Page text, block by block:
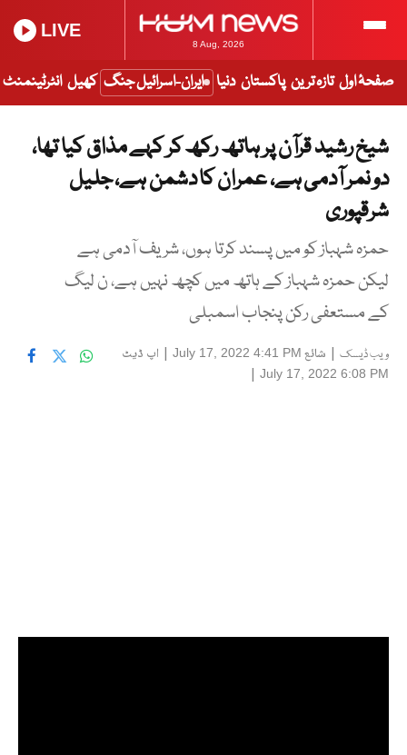
8 Aug, 2026
LIVE
صفحۂ اول تازہ ترین پاکستان دنیا ایران-اسرائیل جنگ کھیل انٹرٹینمنٹ
شیخ رشید قرآن پر ہاتھ رکھ کر کہے مذاق کیا تھا،
دو نمر آدمی ہے، عمران کا دشمن ہے، جلیل
شرقپوری
حمزہ شہباز کو میں پسند کرتا ہوں، شریف آدمی ہے
لیکن حمزہ شہباز کے ہاتھ میں کچھ نہیں ہے، ن لیگ
کے مستعفی رکن پنجاب اسمبلی
ویب ڈیسک | شائع July 17, 2022 4:41 PM
| اپ ڈیٹ
July 17, 2022 6:08 PM
|